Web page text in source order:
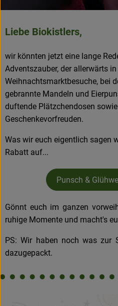
Frisches
Angebote & Neues
Naturwaren
Vorratskammer
Getränke
Jobkiste
So geht’s
Über Grünland
Blog
Liebe Biokistlers,
wir könnten jetzt eine lange
Adventszauber, der allerwärts
Weihnachtsmarktbesuche, bei
gebrannte Mandeln und
duftende Plätzchendosen
Geschenkevorfreuden.
Was wir euch eigentlich sagen
Rabatt auf...
Punsch &
Gönnt euch im ganzen
ruhige Momente und macht's
PS: Wir haben noch was zur
dazugepackt.